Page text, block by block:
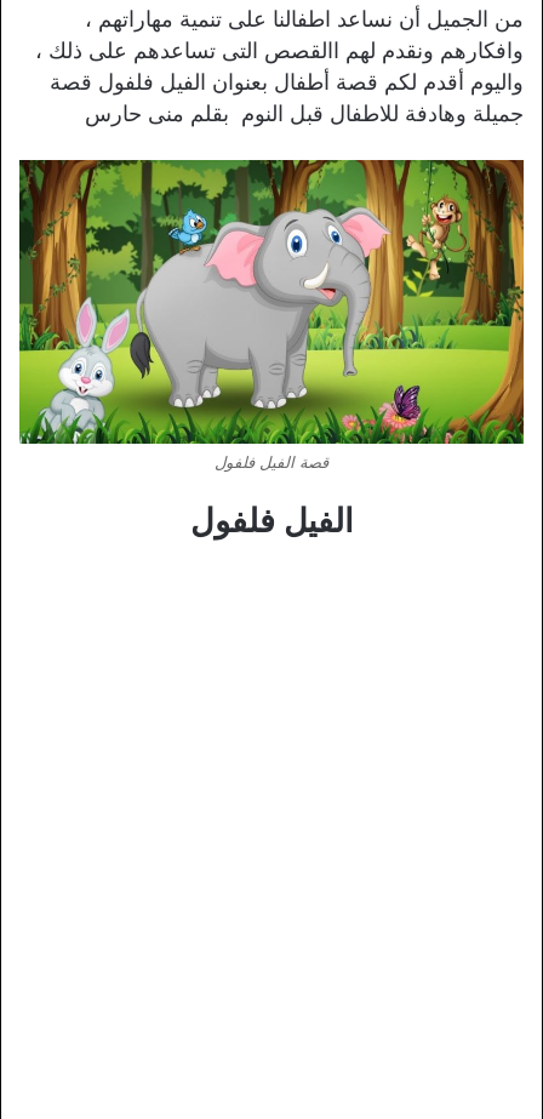
من الجميل أن نساعد اطفالنا على تنمية مهاراتهم ،
وافكارهم ونقدم لهم االقصص التى تساعدهم على ذلك ،
واليوم أقدم لكم قصة أطفال بعنوان الفيل فلفول قصة
جميلة وهادفة للاطفال قبل النوم بقلم منى حارس
قصة الفيل فلفول
الفيل فلفول